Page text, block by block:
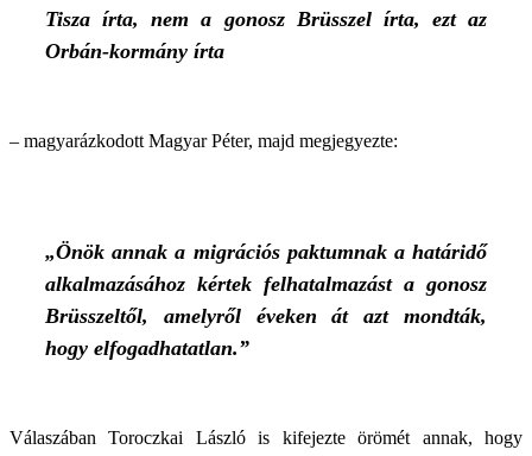
Tisza írta, nem a gonosz Brüsszel írta, ezt az
Orbán-kormány írta
– magyarázkodott Magyar Péter, majd megjegyezte:
„Önök annak a migrációs paktumnak a határidő
alkalmazásához kértek felhatalmazást a gonosz
Brüsszeltől, amelyről éveken át azt mondták,
hogy elfogadhatatlan.”
Válaszában Toroczkai László is kifejezte örömét annak, hogy